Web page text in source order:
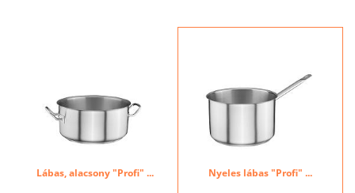
Lábas, alacsony "Profi" ... Nyeles lábas "Profi" ...